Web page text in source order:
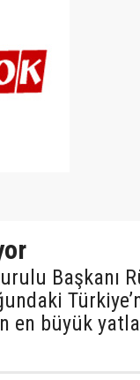
Başkanı
en büyük